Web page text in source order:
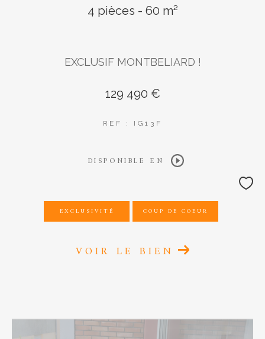
4 pièces - 60 m²
EXCLUSIF MONTBELIARD !
129 490 €
REF : IG13F
DISPONIBLE EN
EXCLUSIVITÉ COUP DE COEUR
VOIR LE BIEN